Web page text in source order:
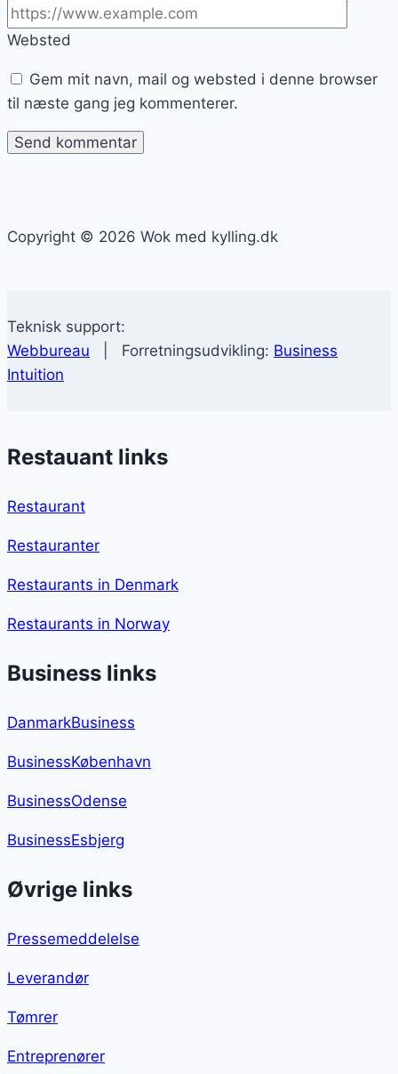
Websted
Gem mit navn, mail og websted i denne browser
til næste gang jeg kommenterer.
Copyright © 2026 Wok med kylling.dk
Teknisk support:
Webbureau | Forretningsudvikling: Business
Intuition
Restauant links
Restaurant
Restauranter
Restaurants in Denmark
Restaurants in Norway
Business links
DanmarkBusiness
BusinessKøbenhavn
BusinessOdense
BusinessEsbjerg
Øvrige links
Pressemeddelelse
Leverandør
Tømrer
Entreprenører